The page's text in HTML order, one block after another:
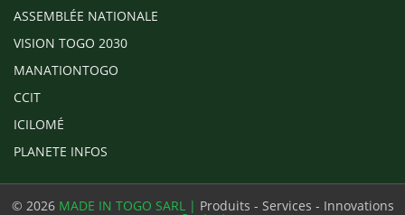
ASSEMBLÉE NATIONALE
VISION TOGO 2030
MANATIONTOGO
CCIT
ICILOMÉ
PLANETE INFOS
© 2026 MADE IN TOGO SARL | Produits - Services - Innovations